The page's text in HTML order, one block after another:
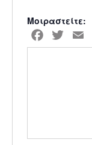
Μοιραστείτε:
Facebook
Twitter